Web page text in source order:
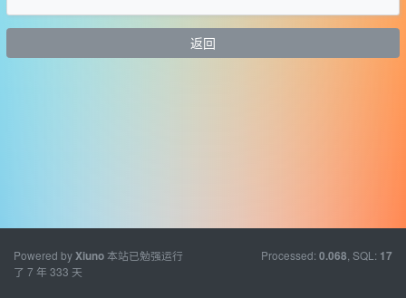
返回
Powered byXiuno本站已勉强运行
了 7 年 333 天
Processed: 0.068 , SQL: 17